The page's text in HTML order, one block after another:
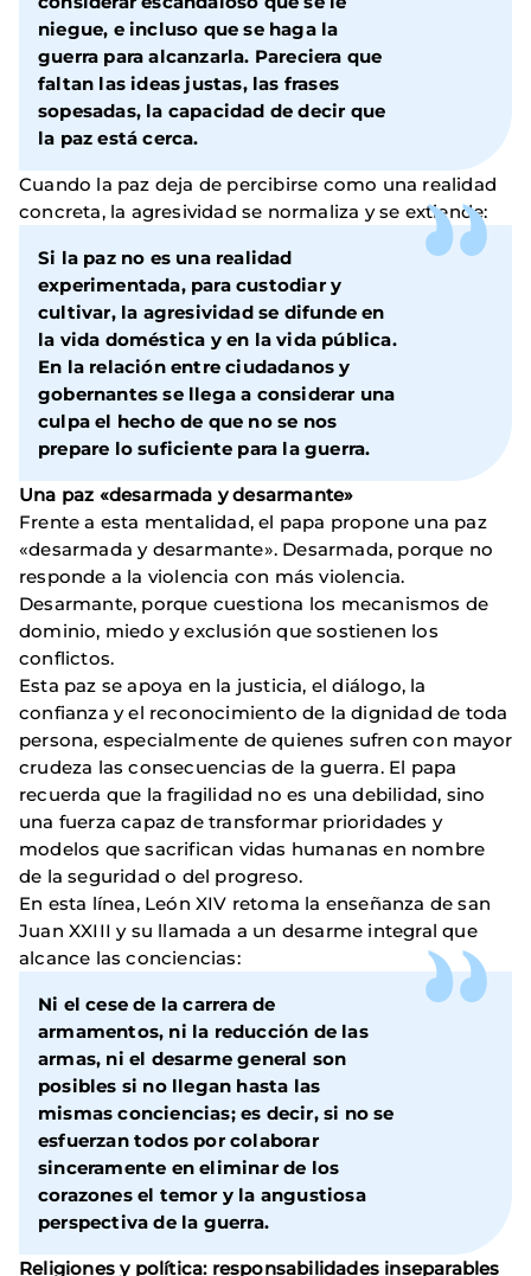
niegue, e incluso que se haga la
guerra para alcanzarla. Pareciera que
faltan las ideas justas, las frases
sopesadas, la capacidad de decir que
la paz está cerca.
Cuando la paz deja de percibirse como una realidad
concreta, la agresividad se normaliza y se extiende:
Si la paz no es una realidad
experimentada, para custodiar y
cultivar, la agresividad se difunde en
la vida doméstica y en la vida pública.
En la relación entre ciudadanos y
gobernantes se llega a considerar una
culpa el hecho de que no se nos
prepare lo suficiente para la guerra.
Una paz «desarmada y desarmante»
Frente a esta mentalidad, el papa propone una paz
«desarmada y desarmante». Desarmada, porque no
responde a la violencia con más violencia.
Desarmante, porque cuestiona los mecanismos de
dominio, miedo y exclusión que sostienen los
conflictos.
Esta paz se apoya en la justicia, el diálogo, la
confianza y el reconocimiento de la dignidad de toda
persona, especialmente de quienes sufren con mayor
crudeza las consecuencias de la guerra. El papa
recuerda que la fragilidad no es una debilidad, sino
una fuerza capaz de transformar prioridades y
modelos que sacrifican vidas humanas en nombre
de la seguridad o del progreso.
En esta línea, León XIV retoma la enseñanza de san
Juan XXIII y su llamada a un desarme integral que
alcance las conciencias:
Ni el cese de la carrera de
armamentos, ni la reducción de las
armas, ni el desarme general son
posibles si no llegan hasta las
mismas conciencias; es decir, si no se
esfuerzan todos por colaborar
sinceramente en eliminar de los
corazones el temor y la angustiosa
perspectiva de la guerra.
Religiones y política: responsabilidades inseparables